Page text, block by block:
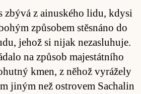
zbývá z ai­nus­kého li­du, kdysi
způ­so­bem stěs­náno do
je­hož si ni­jak ne­za­sluhuje.
na způ­sob majestát­ního
kmen, z ně­hož vy­rážely
ji­ným než os­t­rovem Sa­cha­lin